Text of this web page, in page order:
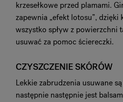
krzesełkowe przed plamami.
zapewnia „efekt lotosu”, dzięki
wszystko spływ z powierzchni
usuwać za pomoc ściereczki.
CZYSZCZENIE SKÓRÓW
Lekkie zabrudzenia usuwane
następnie następnie jest